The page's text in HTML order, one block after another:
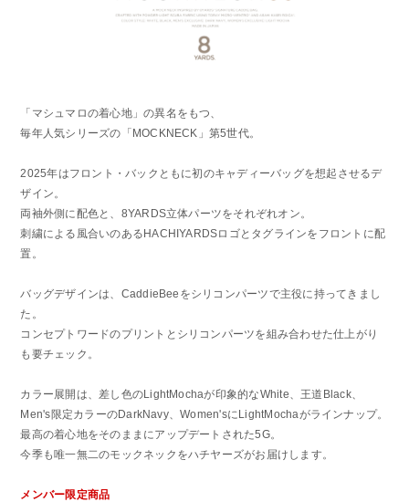
「マシュマロの着心地」の異名をもつ、
毎年人気シリーズの「MOCKNECK」第5世代。
2025年はフロント・バックともに初のキャディーバッグを想起させるデ
ザイン。
両袖外側に配色と、8YARDS立体パーツをそれぞれオン。
刺繍による風合いのあるHACHIYARDSロゴとタグラインをフロントに配
置。
バッグデザインは、CaddieBeeをシリコンパーツで主役に持ってきまし
た。
コンセプトワードのプリントとシリコンパーツを組み合わせた仕上がり
も要チェック。
カラー展開は、差し色のLightMochaが印象的なWhite、王道Black、
Men's限定カラーのDarkNavy、Women'sにLightMochaがラインナップ。
最高の着心地をそのままにアップデートされた5G。
今季も唯一無二のモックネックをハチヤーズがお届けします。
メンバー限定商品